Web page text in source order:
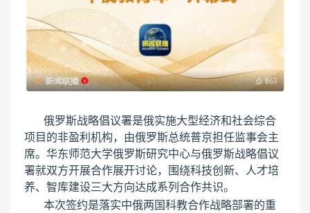
俄罗斯战略倡议署是俄实施大型经济和社会综合
项目的非盈利机构，由俄罗斯总统普京担任监事会主
席。华东师范大学俄罗斯研究中心与俄罗斯战略倡议
署就双方开展合作展开讨论，围绕科技创新、人才培
养、智库建设三大方向达成系列合作共识。
本次签约是落实中俄两国科教合作战略部署的重